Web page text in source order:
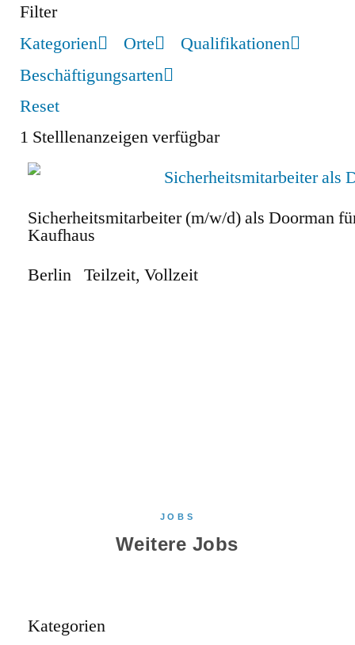
Filter
Kategorien
Orte
Qualifikationen
Beschäftigungsarten
Reset
1 Stelllenanzeigen verfügbar
Sicherheitsmitarbeiter (m/w/d) als Doorman
Kaufhaus
Berlin Teilzeit, Vollzeit
JOBS
Weitere Jobs
Kategorien